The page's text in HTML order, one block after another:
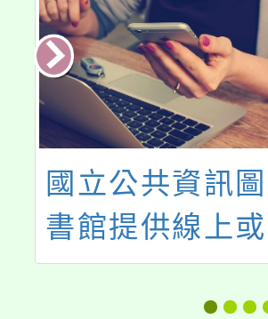
國立公共資訊圖
書館提供線上或
到校等免費數位